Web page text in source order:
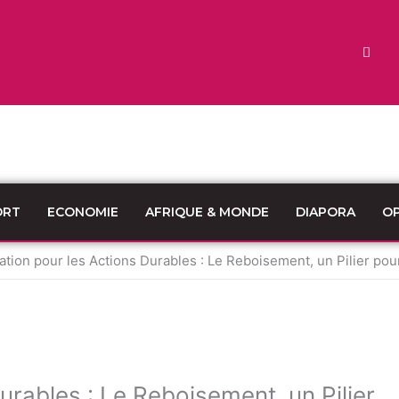
ECONOMIE AFRIQUE & MONDE DIAPORA
pour les Actions Durables : Le Reboisement, un Pilier